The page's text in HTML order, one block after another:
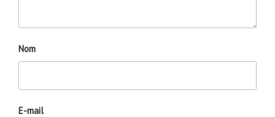
Nom
E-mail